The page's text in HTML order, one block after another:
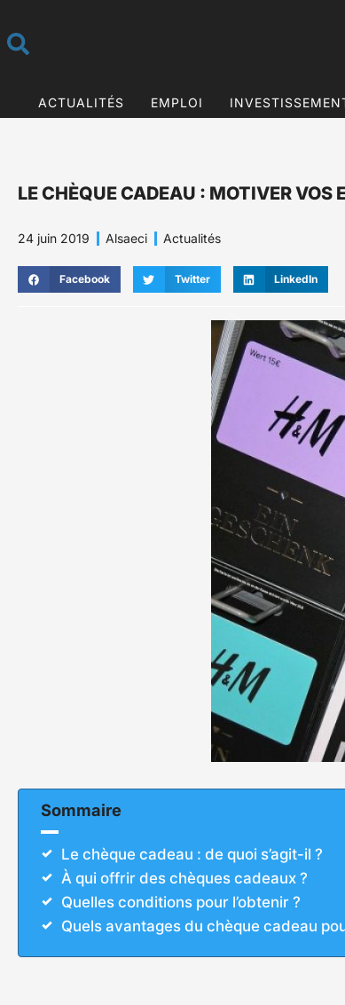
ACTUALITÉS EMPLOI
LE CHÈQUE CADEAU : MOTIVER VOS
24 juin 2019 Alsaeci Actualités
Facebook Twitter LinkedIn
Sommaire
Le chèque cadeau : de quoi s’agit-il ?
À qui offrir des chèques cadeaux ?
Quelles conditions pour l’obtenir ?
Quels avantages du chèque cadeau